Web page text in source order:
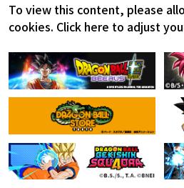
To view this content, please
cookies. Click here to adjust